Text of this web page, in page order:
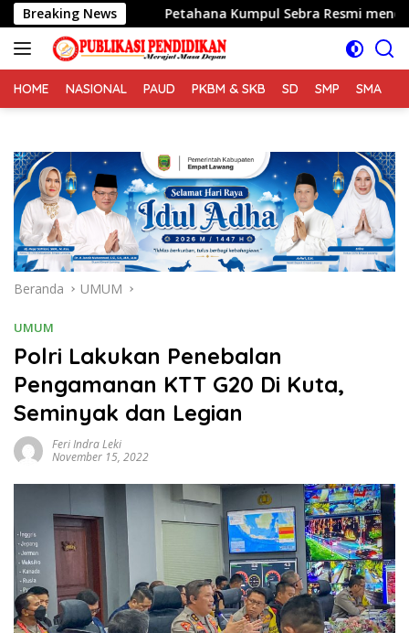
Langsung
ke
konten
Breaking NewsPetahana Kumpul Sebra Resmi mendaftarkan diri
HOME NASIONAL PAUD PKBM & SKB SD SMP SMA
Beranda UMUM
UMUM
Polri Lakukan Penebalan
Pengamanan KTT G20 Di Kuta,
Seminyak dan Legian
Feri Indra Leki
November 15, 2022